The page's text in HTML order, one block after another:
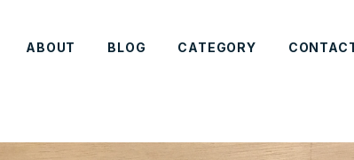
ABOUT BLOG CATEGORY